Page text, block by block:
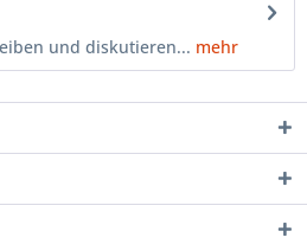
und diskutieren... mehr